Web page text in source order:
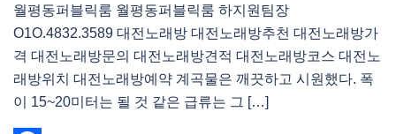
월평동퍼블릭룸 월평동퍼블릭룸 하지원팀장
O1O.4832.3589 대전노래방 대전노래방추천 대전노래방가
격 대전노래방문의 대전노래방견적 대전노래방코스 대전노
래방위치 대전노래방예약 계곡물은 깨끗하고 시원했다. 폭
이 15~20미터는 될 것 같은 급류는 그 […]